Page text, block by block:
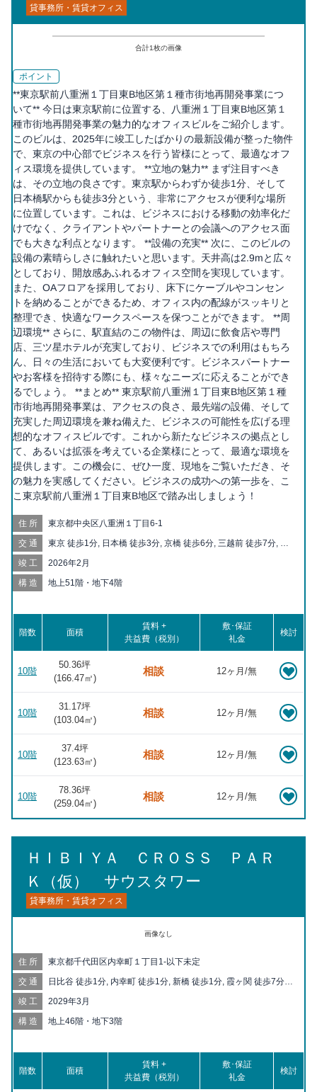
貸事務所・賃貸オフィス
合計1枚の画像
ポイント
**東京駅前八重洲１丁目東B地区第１種市街地再開発事業につ
いて** 今日は東京駅前に位置する、八重洲１丁目東B地区第１
種市街地再開発事業の魅力的なオフィスビルをご紹介します。
このビルは、2025年に竣工したばかりの最新設備が整った物件
で、東京の中心部でビジネスを行う皆様にとって、最適なオフ
ィス環境を提供しています。 **立地の魅力** まず注目すべき
は、その立地の良さです。東京駅からわずか徒歩1分、そして
日本橋駅からも徒歩3分という、非常にアクセスが便利な場所
に位置しています。これは、ビジネスにおける移動の効率化だ
けでなく、クライアントやパートナーとの会議へのアクセス面
でも大きな利点となります。 **設備の充実** 次に、このビルの
設備の素晴らしさに触れたいと思います。天井高は2.9mと広々
としており、開放感あふれるオフィス空間を実現しています。
また、OAフロアを採用しており、床下にケーブルやコンセン
トを納めることができるため、オフィス内の配線がスッキリと
整理でき、快適なワークスペースを保つことができます。 **周
辺環境** さらに、駅直結のこの物件は、周辺に飲食店や専門
店、三ツ星ホテルが充実しており、ビジネスでの利用はもちろ
ん、日々の生活においても大変便利です。ビジネスパートナー
やお客様を招待する際にも、様々なニーズに応えることができ
るでしょう。 **まとめ** 東京駅前八重洲１丁目東B地区第１種
市街地再開発事業は、アクセスの良さ、最先端の設備、そして
充実した周辺環境を兼ね備えた、ビジネスの可能性を広げる理
想的なオフィスビルです。これから新たなビジネスの拠点とし
て、あるいは拡張を考えている企業様にとって、最適な環境を
提供します。この機会に、ぜひ一度、現地をご覧いただき、そ
の魅力を実感してください。ビジネスの成功への第一歩を、こ
こ東京駅前八重洲１丁目東B地区で踏み出しましょう！
住所 東京都中央区八重洲１丁目6-1
交通
東京 徒歩1分, 日本橋 徒歩3分, 京橋 徒歩6分, 三越前 徒歩7分, 大
分, 二重橋前 徒歩10分, 八丁堀 徒歩11分, 有楽町 徒歩11分, 新日
本橋 徒歩12分, 銀座 徒歩13分, 日比谷 徒歩13分, 新富町 徒歩14
竣工 2026年2月
構造 地上51階・地下4階
階数 面積
賃料 +
共益費（税別）
敷･保証
礼金
検討
10階
50.36坪
(166.47㎡)
相談 12ヶ月/無
10階
31.17坪
(103.04㎡)
相談 12ヶ月/無
10階
37.4坪
(123.63㎡)
相談 12ヶ月/無
10階
78.36坪
(259.04㎡)
相談 12ヶ月/無
ＨＩＢＩＹＡ ＣＲＯＳＳ ＰＡＲ
Ｋ（仮） サウスタワー
貸事務所・賃貸オフィス
画像なし
住所 東京都千代田区内幸町１丁目1-以下未定
交通
日比谷 徒歩1分, 内幸町 徒歩1分, 新橋 徒歩1分, 霞ヶ関 徒歩7分,
田門 徒歩11分, 東銀座 徒歩11分, 銀座一丁目 徒歩11分, 東京 徒
歩12分, 二重橋前 徒歩12分, 虎ノ門ヒルズ 徒歩13分, 築地市場 徒
18分, 溜池山王 徒歩18分, 神谷町 徒歩19分, 永田町 徒歩19分, 大
門 徒歩20分
竣工 2029年3月
構造 地上46階・地下3階
階数 面積
賃料 +
共益費（税別）
敷･保証
礼金
検討